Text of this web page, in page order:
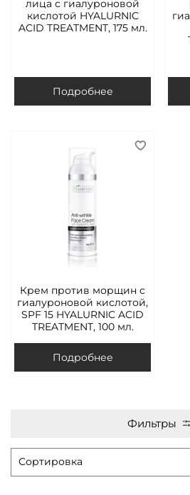
лица с гиалуроновой
кислотой HYALURNIC
ACID TREATMENT, 175 мл.
Подробнее
Крем против морщин с
гиалуроновой кислотой,
SPF 15 HYALURNIC ACID
TREATMENT, 100 мл.
Подробнее
Фильтры